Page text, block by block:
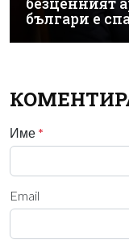
българи е
Име *
Email